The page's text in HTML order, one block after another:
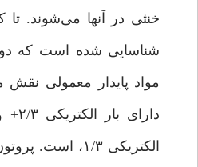
خنثی در آنها می‌شوند.
الکتریکی ۱/۳،